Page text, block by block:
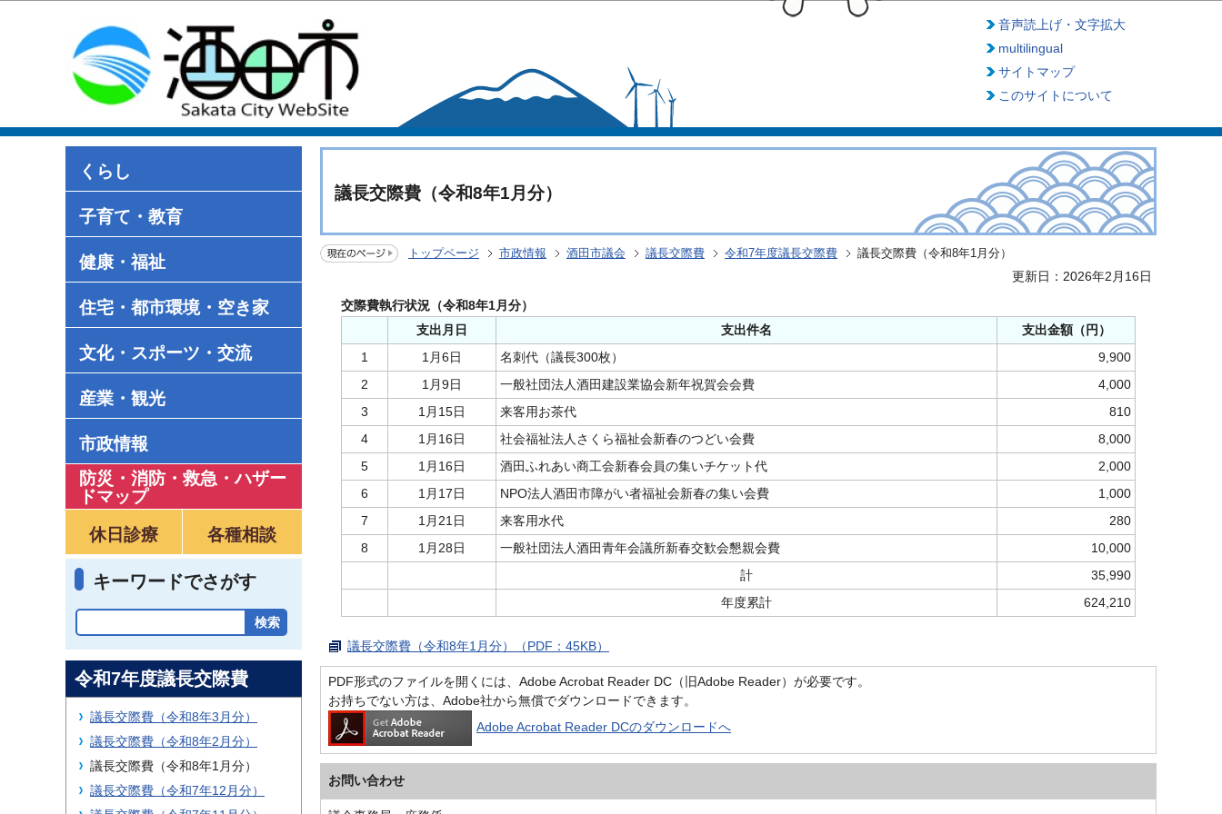
音声読上げ・文字拡大
multilingual
サイトマップ
このサイトについて
くらし
子育て・教育
健康・福祉
住宅・都市環境・空き家
文化・スポーツ・交流
産業・観光
市政情報
防災・消防・救急 ・ハザー
ドマップ
休日診療
各種相談
キーワードでさがす
議長交際費（令和8年1月分）
トップページ 市政情報 酒田市議会 議長交際費 令和7年度議長交際費 議長交際費（令和8年1月分）
更新日：2026年2月16日
交際費執行状況（令和8年1月分）
支出月日
支出件名
支出金額（円）
1
1月6日 名刺代（議長300枚）
9,900
2
1月9日 一般社団法人酒田建設業協会新年祝賀会会費
4,000
3
1月15日 来客用お茶代
810
4
1月16日 社会福祉法人さくら福祉会新春のつどい会費
8,000
5
1月16日 酒田ふれあい商工会新春会員の集いチケット代
2,000
6
1月17日 NPO法人酒田市障がい者福祉会新春の集い会費
1,000
7
1月21日 来客用水代
280
8
1月28日 一般社団法人酒田青年会議所新春交歓会懇親会費
10,000
計
35,990
年度累計
624,210
議長交際費（令和8年1月分）（PDF：45KB）
PDF形式のファイルを開くには、Adobe Acrobat Reader DC（旧Adobe Reader）が必要です。
お持ちでない方は、Adobe社から無償でダウンロードできます。
Adobe Acrobat Reader DCのダウンロードへ
お問い合わせ
令和7年度議長交際費
議長交際費（令和8年3月分）
議長交際費（令和8年2月分）
議長交際費（令和8年1月分）
議長交際費（令和7年12月分）